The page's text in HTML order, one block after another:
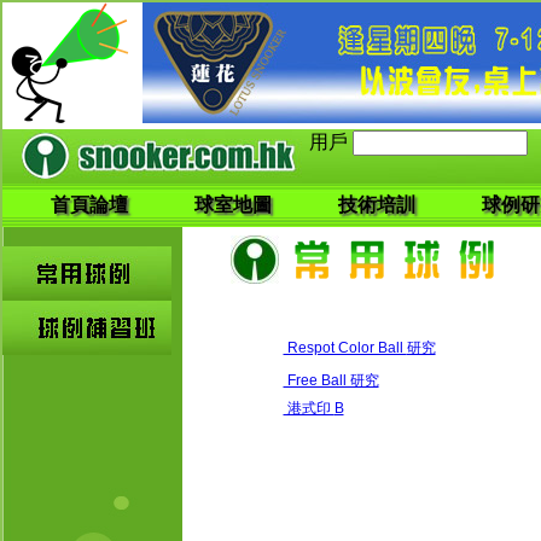
用戶
首頁論壇 球室地圖 技術培訓 球例
Respot Color Ball 研究
Free Ball 研究
港式印 B